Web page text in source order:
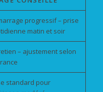
progressif – prise
matin et soir
– ajustement selon
standard pour